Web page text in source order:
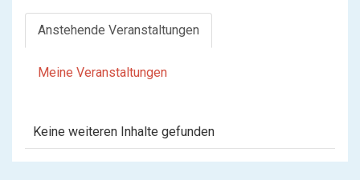
Anstehende Veranstaltungen
Meine Veranstaltungen
Keine weiteren Inhalte gefunden